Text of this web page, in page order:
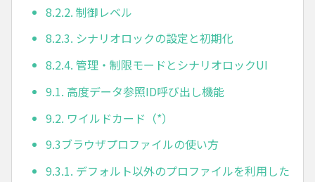
8.2.2. 制御レベル
8.2.3. シナリオロックの設定と初期化
8.2.4. 管理・制限モードとシナリオロックUI
9.1. 高度データ参照ID呼び出し機能
9.2. ワイルドカード（*）
9.3ブラウザプロファイルの使い方
9.3.1. デフォルト以外のプロファイルを利用した